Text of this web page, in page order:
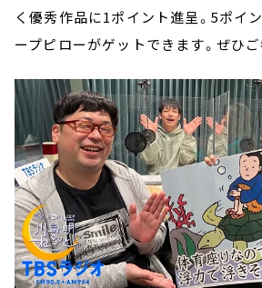
く優秀作品に1ポイント進呈。5ポイ
ープピローがゲットできます。ぜひご